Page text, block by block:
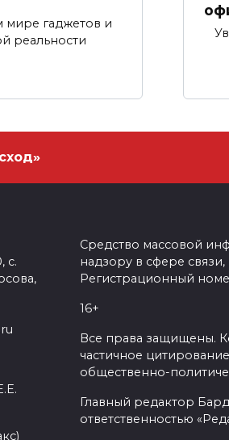
мире гаджетов и
реальности
с.
Средство массовой
надзору в сфере
Регистрационный
16+
Все права защищены.
частичное
общественно-
Главный редактор
ответственностью